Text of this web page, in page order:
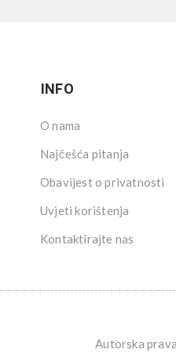
INFO
O nama
Najčešća pitanja
Obavijest o privatnosti
Uvjeti korištenja
Kontaktirajte nas
Autorska